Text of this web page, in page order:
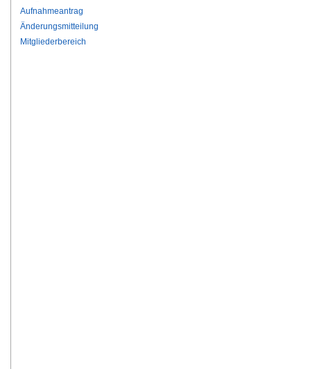
Aufnahmeantrag
Änderungsmitteilung
Mitgliederbereich